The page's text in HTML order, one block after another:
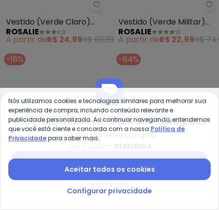
Rosalie - Vestido (Verde
Vestido (Verde Claro)
em Malha
ROSALIE
A partir deR$ 24,99R$ 69,99
Vestido (Verde Militar)
em Malha
ROSALIE
A partir deR$ 22,99R$
-18%
Rosalie - Vestido (Bordô) em
-64%
Compre pelo app e ganhe12% OFF + frete grátis
na sua primeira compra
Nós utilizamos cookies e tecnologias similares para melhorar sua
experiência de compra, incluindo conteúdo relevante e
publicidade personalizada. Ao continuar navegando, entendemos
que você está ciente e concorda com a nossa Política de
Privacidadepara saber mais.
Aceitar todos os cookies
Configurar privacidade